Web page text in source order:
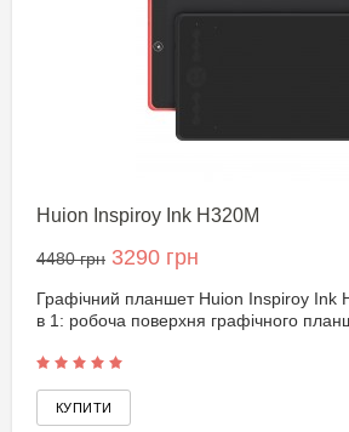
Huion Inspiroy Ink H320M
4480 грн 3290 грн
Графічний планшет Huion Inspiroy Ink
в 1: робоча поверхня графічного